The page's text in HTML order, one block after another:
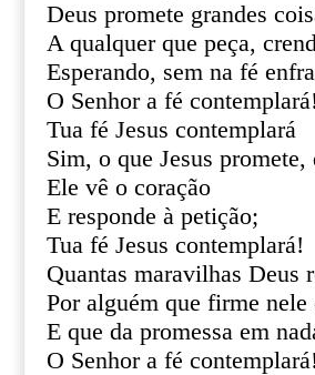
Deus promete grandes
A qualquer que peça,
Esperando, sem na fé
O Senhor a fé contemplará!
Tua fé Jesus contemplará
Sim, o que Jesus promete,
Ele vê o coração
E responde à petição;
Tua fé Jesus contemplará!
Quantas maravilhas Deus
Por alguém que firme nele
E que da promessa em
O Senhor a fé contemplará!